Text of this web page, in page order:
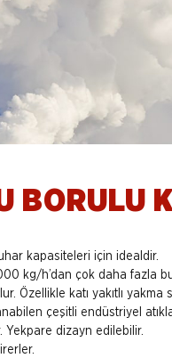
BORULU
kapasiteleri için idealdir.
kg/h’dan çok daha fazla
Özellikle katı yakıtlı
çeşitli endüstriyel
Yekpare dizayn edilebilir.